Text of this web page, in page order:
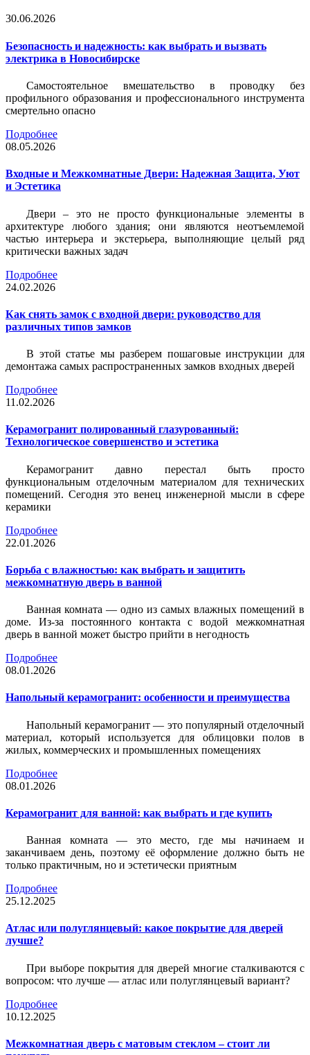
30.06.2026
Безопасность и надежность: как выбрать и вызвать
электрика в Новосибирске
Самостоятельное вмешательство в проводку без
профильного образования и профессионального инструмента
смертельно опасно
Подробнее
08.05.2026
Входные и Межкомнатные Двери: Надежная Защита, Уют
и Эстетика
Двери – это не просто функциональные элементы в
архитектуре любого здания; они являются неотъемлемой
частью интерьера и экстерьера, выполняющие целый ряд
критически важных задач
Подробнее
24.02.2026
Как снять замок с входной двери: руководство для
различных типов замков
В этой статье мы разберем пошаговые инструкции для
демонтажа самых распространенных замков входных дверей
Подробнее
11.02.2026
Керамогранит полированный глазурованный:
Технологическое совершенство и эстетика
Керамогранит давно перестал быть просто
функциональным отделочным материалом для технических
помещений. Сегодня это венец инженерной мысли в сфере
керамики
Подробнее
22.01.2026
Борьба с влажностью: как выбрать и защитить
межкомнатную дверь в ванной
Ванная комната — одно из самых влажных помещений в
доме. Из-за постоянного контакта с водой межкомнатная
дверь в ванной может быстро прийти в негодность
Подробнее
08.01.2026
Напольный керамогранит: особенности и преимущества
Напольный керамогранит — это популярный отделочный
материал, который используется для облицовки полов в
жилых, коммерческих и промышленных помещениях
Подробнее
08.01.2026
Керамогранит для ванной: как выбрать и где купить
Ванная комната — это место, где мы начинаем и
заканчиваем день, поэтому её оформление должно быть не
только практичным, но и эстетически приятным
Подробнее
25.12.2025
Атлас или полуглянцевый: какое покрытие для дверей
лучше?
При выборе покрытия для дверей многие сталкиваются с
вопросом: что лучше — атлас или полуглянцевый вариант?
Подробнее
10.12.2025
Межкомнатная дверь с матовым стеклом – стоит ли